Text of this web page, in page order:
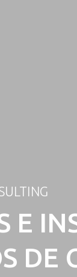
E
DE